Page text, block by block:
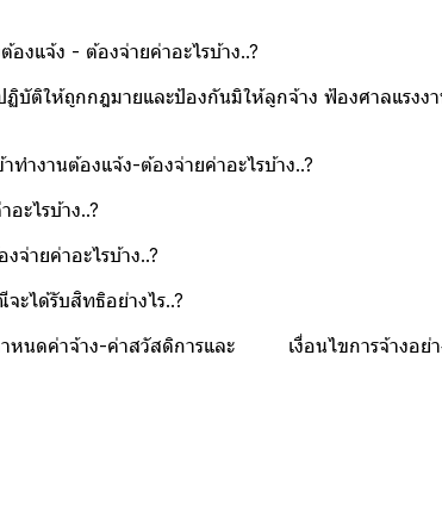
งแจ้ง - ต้องจ่ายค่าอะไรบ้าง..?
ติให้ถูกกฎมายและป้องกันมิให้ลูกจ้าง ฟ้องศาลแรงง
ำงานต้องแจ้ง-ต้องจ่ายค่าอะไรบ้าง..?
ะไรบ้าง..?
จ่ายค่าอะไรบ้าง..?
ะได้รับสิทธิอย่างไร..?
หนดค่าจ้าง-ค่าสวัสดิการและ เงื่อนไขการจ้างอย่า